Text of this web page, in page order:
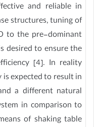
and reliable in
structures, tuning of
to the pre-dominant
desired to ensure the
[4]. In reality
expected to result in
a different natural
in comparison to
of shaking table